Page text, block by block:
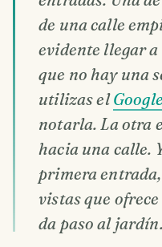
de una calle
evidente llegar a
que no hay una
utilizas el
notarla. La otra
hacia una calle.
primera
vistas que
da paso al jardín.